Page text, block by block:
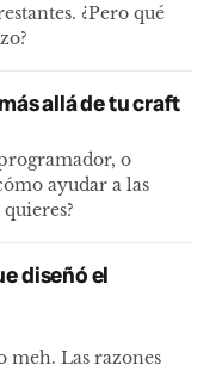
¿Pero qué
allá de tu craft
o
ayudar a las
diseñó el
meh. Las razones